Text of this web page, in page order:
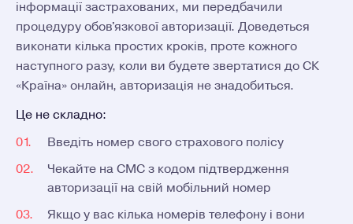
інформації застрахованих, ми передбачили
процедуру обов'язкової авторизації. Доведеться
виконати кілька простих кроків, проте кожного
наступного разу, коли ви будете звертатися до СК
«Країна» онлайн, авторизація не знадобиться.
Це не складно:
01.
Введіть номер свого страхового полісу
02.
Чекайте на СМС з кодом підтвердження
авторизації на свій мобільний номер
03.
Якщо у вас кілька номерів телефону і вони